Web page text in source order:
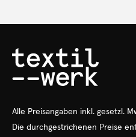
Alle Preisangaben inkl. gesetzl.
Die durchgestrichenen Preise